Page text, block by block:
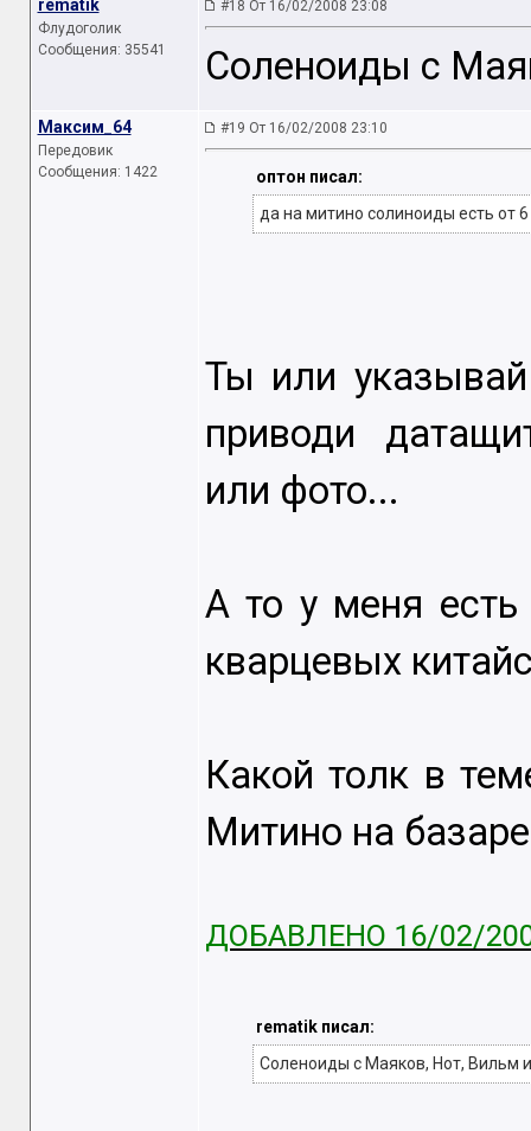
rematik
Флудоголик
Сообщения: 35541
#18 От 16/02/2008 23:08
Соленоиды с
Максим_64
Передовик
Сообщения: 1422
#19 От 16/02/2008 23:10
оптон писал:
да на митино солиноиды есть от 6
Ты или
приводи
или фото...
А то у меня
кварцевых
Какой толк в
Митино на
ДОБАВЛЕНО 16/02/
rematik писал:
Соленоиды с Маяков, Нот, Вильм